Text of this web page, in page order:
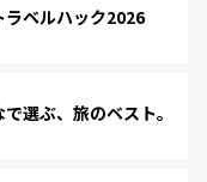
ベルハック2026
選ぶ、旅のベスト。